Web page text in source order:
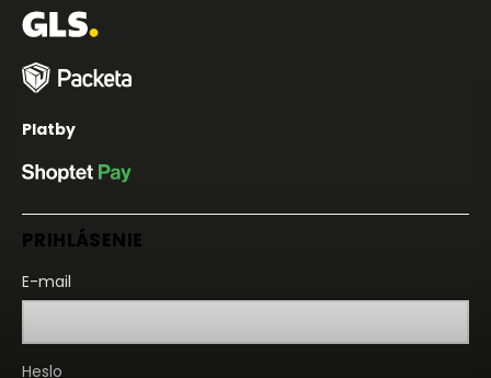
Platby
PRIHLÁSENIE
E-mail
Heslo